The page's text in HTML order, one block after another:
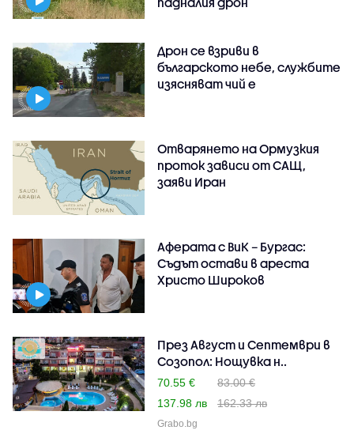
Дрон се взриви в
българското небе, службите
изясняват чий е
Отварянето на Ормузкия
проток зависи от САЩ,
заяви Иран
Аферата с ВиК – Бургас:
Съдът остави в ареста
Христо Широков
През Август и Септември в
Созопол: Нощувка н..
70.55 €
83.00 €
137.98 лв
162.33 лв
Grabo.bg